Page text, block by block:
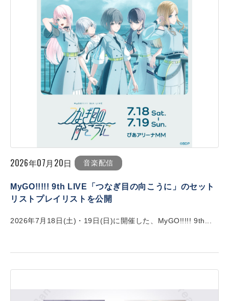
2026年07月20日 音楽配信
MyGO!!!!! 9th LIVE「つなぎ目の向こうに」のセット
リストプレイリストを公開
2026年7月18日(土)・19日(日)に開催した、MyGO!!!!! 9th...